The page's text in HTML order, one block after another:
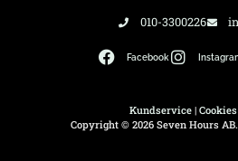
010-3300226
Facebook
Kundservice | Cookies
Copyright © 2026 Seven Hours